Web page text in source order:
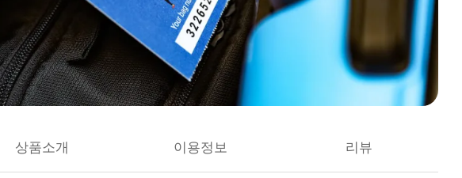
상품소개 이용정보 리뷰